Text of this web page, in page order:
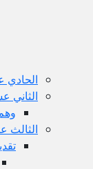
الحادي
الثاني